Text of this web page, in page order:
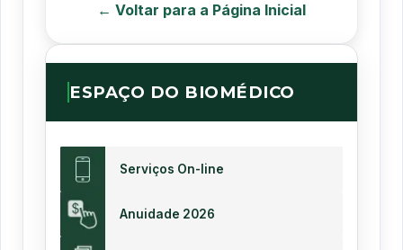
← Voltar para a Página Inicial
ESPAÇO DO BIOMÉDICO
Serviços On-line
Anuidade 2026